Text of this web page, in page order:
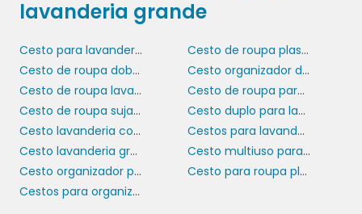
lavanderia grande
Cesto para lavanderia
Cesto de roupa plastico barato
Cesto de roupa dobrável com tampa
Cesto organizador de lavanderia
Cesto de roupa lavanderia
Cesto de roupa para lavanderia
Cesto de roupa suja para lavanderia
Cesto duplo para lavanderia
Cesto lavanderia com tampa
Cestos para lavanderia
Cesto lavanderia grande
Cesto multiuso para lavanderia
Cesto organizador para lavanderia
Cesto para roupa plastico
Cestos para organizar lavanderia